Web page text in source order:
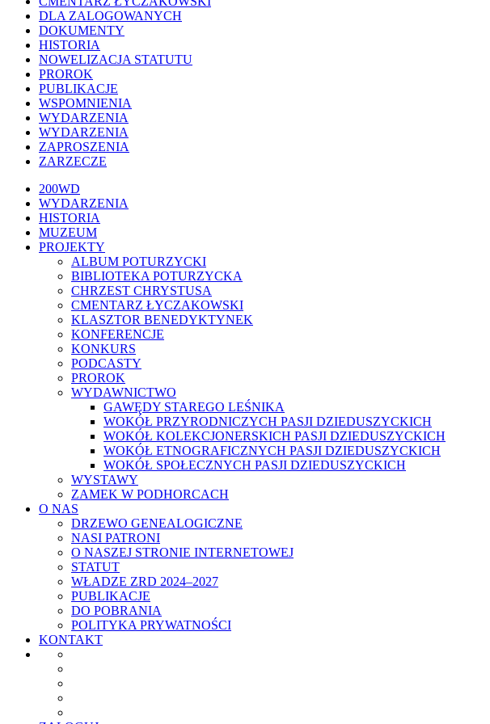
DLA ZALOGOWANYCH
DOKUMENTY
HISTORIA
NOWELIZACJA STATUTU
PROROK
PUBLIKACJE
WSPOMNIENIA
WYDARZENIA
WYDARZENIA
ZAPROSZENIA
ZARZECZE
Close
Menu
200WD
WYDARZENIA
HISTORIA
MUZEUM
PROJEKTY
ALBUM POTURZYCKI
BIBLIOTEKA POTURZYCKA
CHRZEST CHRYSTUSA
CMENTARZ ŁYCZAKOWSKI
KLASZTOR BENEDYKTYNEK
KONFERENCJE
KONKURS
PODCASTY
PROROK
WYDAWNICTWO
GAWĘDY STAREGO LEŚNIKA
WOKÓŁ PRZYRODNICZYCH PASJI DZIEDUSZYCKICH
WOKÓŁ KOLEKCJONERSKICH PASJI DZIEDUSZYCKICH
WOKÓŁ ETNOGRAFICZNYCH PASJI DZIEDUSZYCKICH
WOKÓŁ SPOŁECZNYCH PASJI DZIEDUSZYCKICH
WYSTAWY
ZAMEK W PODHORCACH
O NAS
DRZEWO GENEALOGICZNE
NASI PATRONI
O NASZEJ STRONIE INTERNETOWEJ
STATUT
WŁADZE ZRD 2024–2027
PUBLIKACJE
DO POBRANIA
POLITYKA PRYWATNOŚCI
KONTAKT